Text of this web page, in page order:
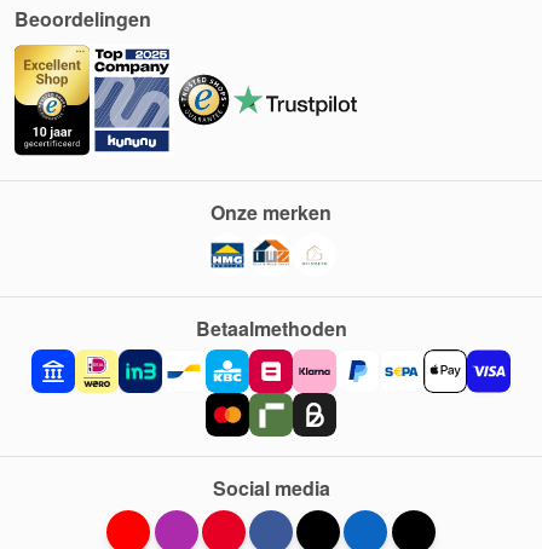
Beoordelingen
Betaalmethoden
Onze merken
Social media